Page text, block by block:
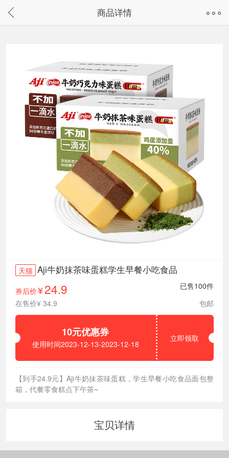
请通过微信或支付宝搜“奇兔客小程序”访问
商品详情
天猫 Aji牛奶抹茶味蛋糕学生早餐小吃食品
券后价¥24.9
已售100件
在售价¥ 34.9
包邮
10元优惠券
使用时间2023-12-13-2023-12-18
立即领取
【到手24.9元】Aji牛奶抹茶味蛋糕，学生早餐小吃食品面包整
箱，代餐零食糕点下午茶~
宝贝详情